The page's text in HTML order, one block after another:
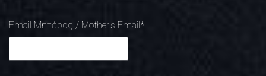
Email Μητέρας / Mother's Email*